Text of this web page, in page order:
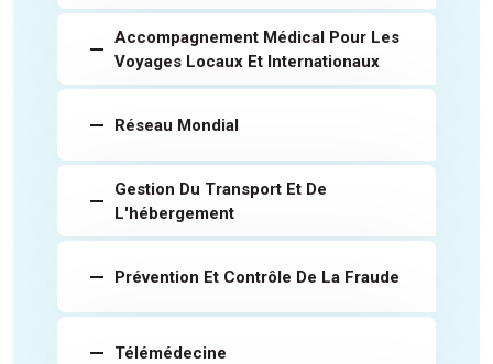
Accompagnement Médical Pour Les
Voyages Locaux Et Internationaux
Réseau Mondial
Gestion Du Transport Et De
L'hébergement
Prévention Et Contrôle De La Fraude
Télémédecine